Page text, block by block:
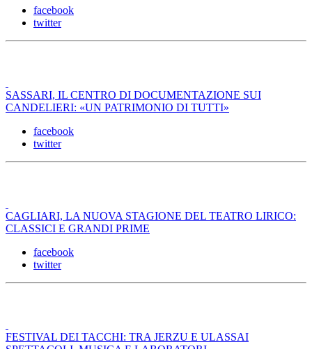
facebook
twitter
SASSARI, IL CENTRO DI DOCUMENTAZIONE SUI
CANDELIERI: «UN PATRIMONIO DI TUTTI»
facebook
twitter
CAGLIARI, LA NUOVA STAGIONE DEL TEATRO LIRICO:
CLASSICI E GRANDI PRIME
facebook
twitter
FESTIVAL DEI TACCHI: TRA JERZU E ULASSAI